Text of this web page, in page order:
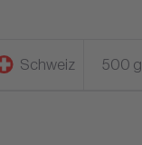
Schweiz 500 g